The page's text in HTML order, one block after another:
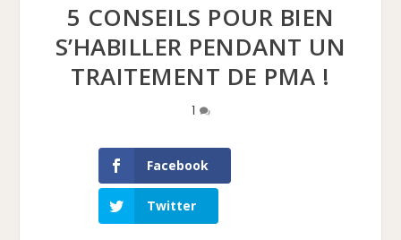
5 CONSEILS POUR BIEN
S’HABILLER PENDANT UN
TRAITEMENT DE PMA !
1
Facebook
Twitter